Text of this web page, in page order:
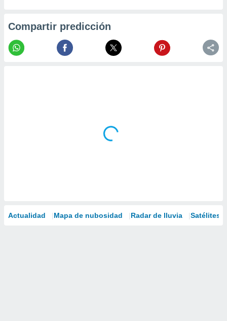
Compartir predicción
Actualidad Mapa de nubosidad Radar de lluvia Satélites